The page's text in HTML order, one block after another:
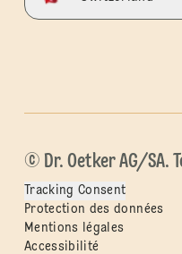
© Dr. Oetker AG/SA.
Tracking Consent
Protection des données
Mentions légales
Accessibilité